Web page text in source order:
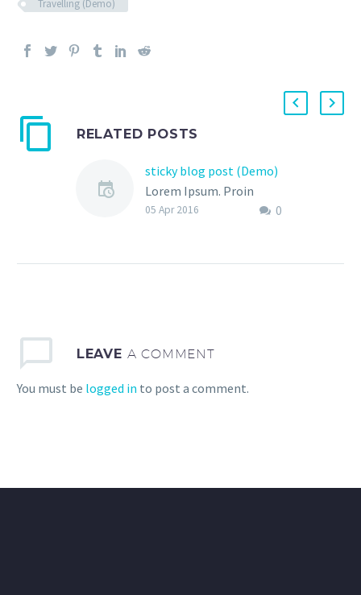
Travelling (Demo)
RELATED POSTS
sticky blog post (Demo)
Lorem Ipsum. Proin
gravida nibh vel velit
nibh vulputate cursus a
0
05 Apr 2016
LEAVE A COMMENT
You must be logged in to post a comment.